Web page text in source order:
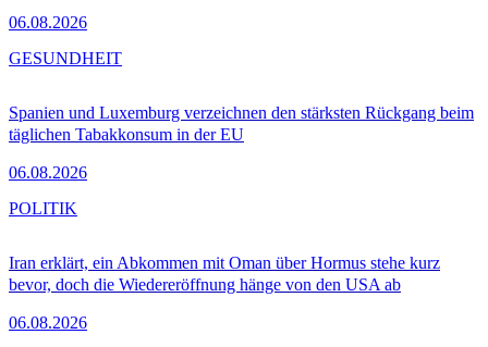
06.08.2026
Spanien und Luxemburg verzeichnen den stärksten Rückgang beim
täglichen Tabakkonsum in der EU
06.08.2026
GESUNDHEIT
Iran erklärt, ein Abkommen mit Oman über Hormus stehe kurz
bevor, doch die Wiedereröffnung hänge von den USA ab
06.08.2026
POLITIK